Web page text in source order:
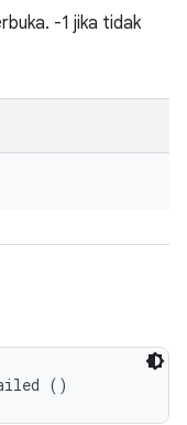
-1 jika tidak
()